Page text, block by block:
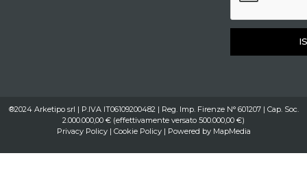
®2024 Arketipo srl | P.IVA IT06109200482 | Reg. Imp. Firenze N° 601207 | Cap. Soc.
2.000.000,00 € (effettivamente versato 500.000,00 €)
Privacy Policy| Cookie Policy| Powered by MapMedia